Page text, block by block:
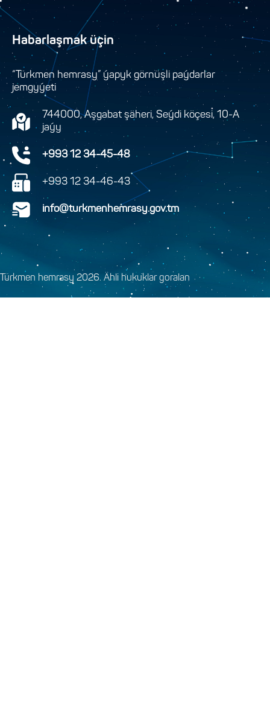
Habarlaşmak üçin
“Türkmen hemrasy” ýapyk görnüşli paýdarlar
jemgyýeti
744000, Aşgabat şäheri, Seýdi köçesi, 10-A
jaýy
+993 12 34-45-48
+993 12 34-46-43
info@turkmenhemrasy.gov.tm
Türkmen hemrasy 2026. Ähli hukuklar goralan